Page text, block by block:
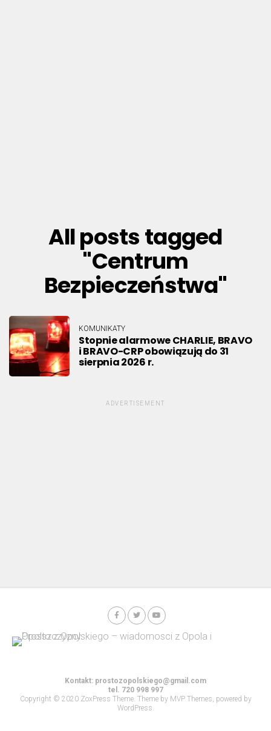
All posts tagged
"Centrum
Bezpieczeństwa"
KOMUNIKATY
Stopnie alarmowe CHARLIE, BRAVO
i BRAVO-CRP obowiązują do 31
sierpnia 2026 r.
ADVERTISEMENT
Kontakt: prostozopolskiego@gmail.com
tel. 720 998 997
Copyright © 2020 ZoxPress Theme. Theme by MVP Themes, powered by
WordPress.